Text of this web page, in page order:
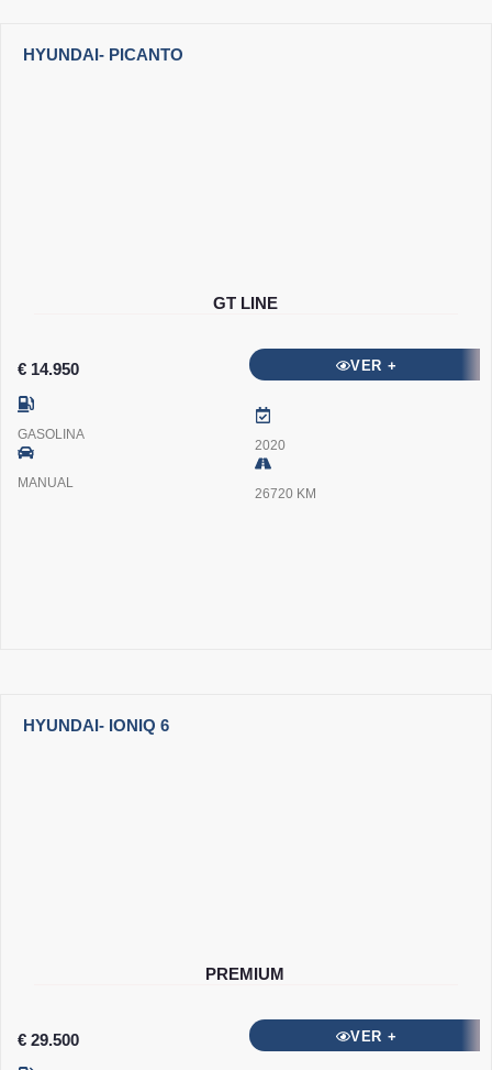
HYUNDAI- PICANTO
GT LINE
€ 14.950 VER +
GASOLINA
MANUAL
2020
26720 KM
HYUNDAI- IONIQ 6
PREMIUM
€ 29.500 VER +